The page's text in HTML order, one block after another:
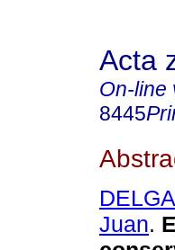
Acta
On-line
8445
Juan.